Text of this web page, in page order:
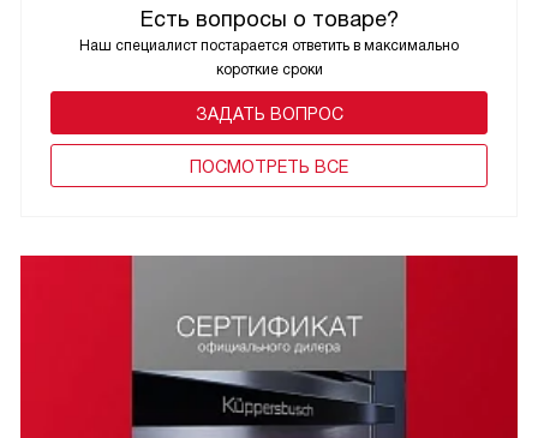
Есть вопросы о товаре?
Наш специалист постарается ответить в максимально
короткие сроки
ЗАДАТЬ ВОПРОС
ПОCМОТРЕТЬ ВСЕ